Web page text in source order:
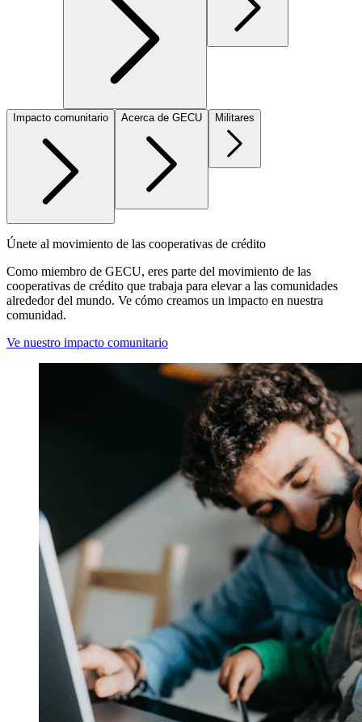
Impacto comunitario Acerca de GECU Militares
Únete al movimiento de las cooperativas de crédito
Como miembro de GECU, eres parte del movimiento de las
cooperativas de crédito que trabaja para elevar a las comunidades
alrededor del mundo. Ve cómo creamos un impacto en nuestra
comunidad.
Ve nuestro impacto comunitario